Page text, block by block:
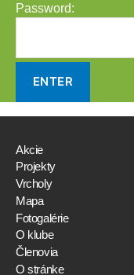
Password:
Akcie
Projekty
Vrcholy
Mapa
Fotogalérie
O klube
Členovia
O stránke